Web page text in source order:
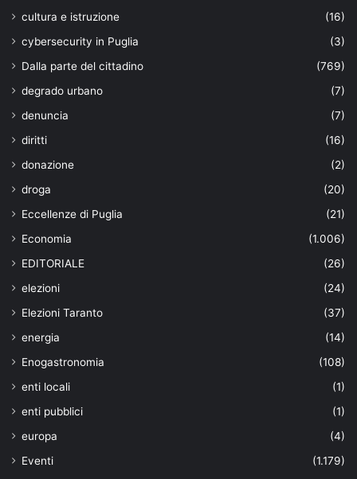
cultura e istruzione
(16)
cybersecurity in Puglia
(3)
Dalla parte del cittadino
(769)
degrado urbano
(7)
denuncia
(7)
diritti
(16)
donazione
(2)
droga
(20)
Eccellenze di Puglia
(21)
Economia
(1.006)
EDITORIALE
(26)
elezioni
(24)
Elezioni Taranto
(37)
energia
(14)
Enogastronomia
(108)
enti locali
(1)
enti pubblici
(1)
europa
(4)
Eventi
(1.179)